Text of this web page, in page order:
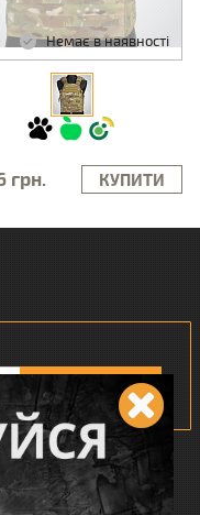
Немає в наявності
грн. КУПИТИ